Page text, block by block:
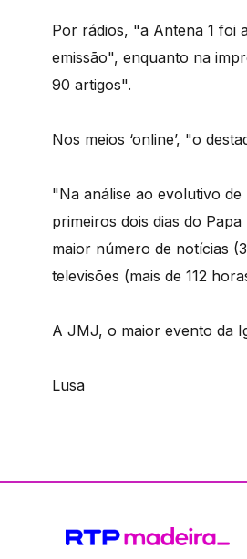
Por rádios, "a Antena 1 foi
emissão", enquanto na
90 artigos".
Nos meios ‘online’, "o
"Na análise ao evolutivo
primeiros dois dias do
maior número de notícias
televisões (mais de 112
A JMJ, o maior evento da
Lusa